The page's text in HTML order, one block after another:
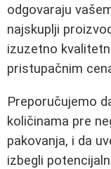
odgovaraju
najskuplji
izuzetno
pristupačnim
Preporučujemo
količinama pre
pakovanja, i da
izbegli